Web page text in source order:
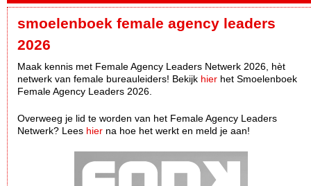
smoelenboek female agency leaders
2026
Maak kennis met Female Agency Leaders Netwerk 2026, hèt
netwerk van female bureauleiders! Bekijk hier het Smoelenboek
Female Agency Leaders 2026.
Overweeg je lid te worden van het Female Agency Leaders
Netwerk? Lees hier na hoe het werkt en meld je aan!